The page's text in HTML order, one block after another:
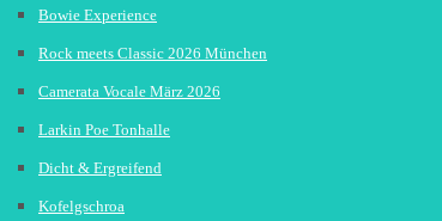
Bowie Experience
Rock meets Classic 2026 München
Camerata Vocale März 2026
Larkin Poe Tonhalle
Dicht & Ergreifend
Kofelgschroa